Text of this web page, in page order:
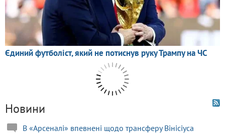
Новини
В «Арсеналі» впевнені щодо трансферу Вінісіуса